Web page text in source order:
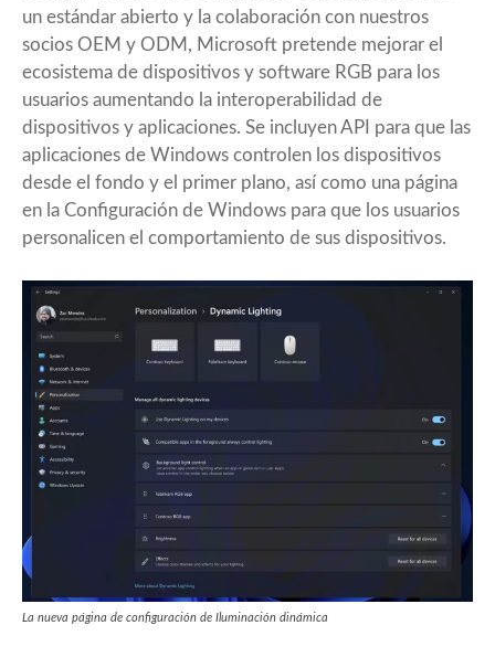
un estándar abierto y la colaboración con nuestros
socios OEM y ODM, Microsoft pretende mejorar el
ecosistema de dispositivos y software RGB para los
usuarios aumentando la interoperabilidad de
dispositivos y aplicaciones. Se incluyen API para que las
aplicaciones de Windows controlen los dispositivos
desde el fondo y el primer plano, así como una página
en la Configuración de Windows para que los usuarios
personalicen el comportamiento de sus dispositivos.
La nueva página de configuración de Iluminación dinámica